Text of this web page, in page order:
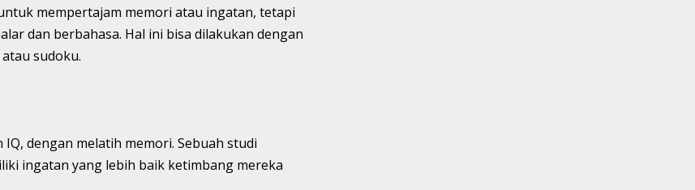
mempertajam memori atau ingatan, tetapi
dan berbahasa. Hal ini bisa dilakukan dengan
sudoku.
dengan melatih memori. Sebuah studi
ingatan yang lebih baik ketimbang mereka